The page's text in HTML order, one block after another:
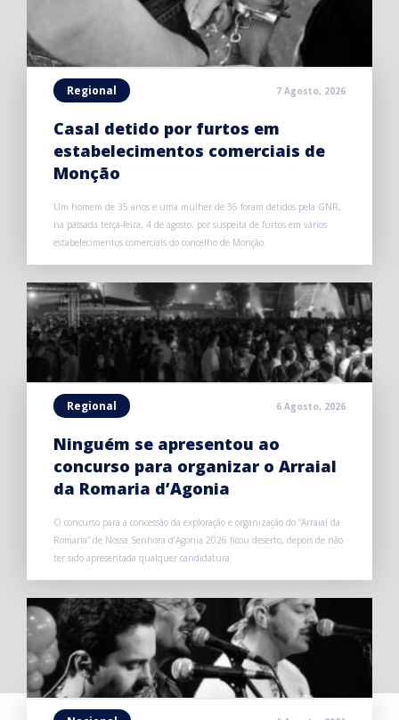
Regional 7 Agosto, 2026
Casal detido por furtos em
estabelecimentos comerciais de
Monção
Um homem de 35 anos e uma mulher de 36 foram detidos pela GNR,
na passada terça-feira, 4 de agosto, por suspeita de furtos em vários
estabelecimentos comerciais do concelho de Monção.
Regional 6 Agosto, 2026
Ninguém se apresentou ao
concurso para organizar o Arraial
da Romaria d’Agonia
O concurso para a concessão da exploração e organização do “Arraial da
Romaria” de Nossa Senhora d’Agonia 2026 ficou deserto, depois de não
ter sido apresentada qualquer candidatura.